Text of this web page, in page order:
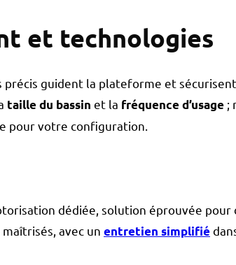
et technologies
précis guident la plateforme et
taille du bassin et la fréquence d’usage ;
pour votre configuration.
dédiée, solution éprouvée pour
avec un entretien simplifié